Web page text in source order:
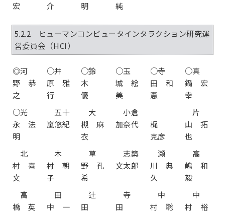
宏
介
明
純
5.2.2 ヒューマンコンピュータインタラクション研究運
営委員会（HCI）
◎河
野 恭
之
○井
原 雅
行
○鈴
木
優
○玉
城 絵
美
○寺
田 和
憲
○真
鍋 宏
幸
○光
永 法
明
五十
嵐悠紀
大
槻 麻
衣
小倉
加奈代
梶
克彦
片
山 拓
也
北
村 喜
文
木
村 朝
子
草
野 孔
希
志築
文太郎
瀬
川 典
久
高
嶋 和
毅
高
橋 英
田
中 一
辻
田
寺
田
中
村 聡
中
村 裕